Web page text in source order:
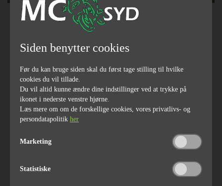
Pris50.000,-
1973
årgang
45000
kilometerstand
Finansiering
send link til email
del på facebook
Så er der Nostalgi for alle pengene.... Tiger 750 sidevogn
Sælges..Vi bytter meget gerne Vi Har kæmpe udvalg i
Siden benytter cookies
Før du kan bruge siden skal du først tage stilling til hvilke
cookies du vil tillade.
Du vil altid kunne ændre dine indstillinger ved at trykke på
ikonet i nederste venstre hjørne.
Læs mere om om de forskellige cookies, vores privatlivs- og
persondatapolitik her
Marketing
Statistiske